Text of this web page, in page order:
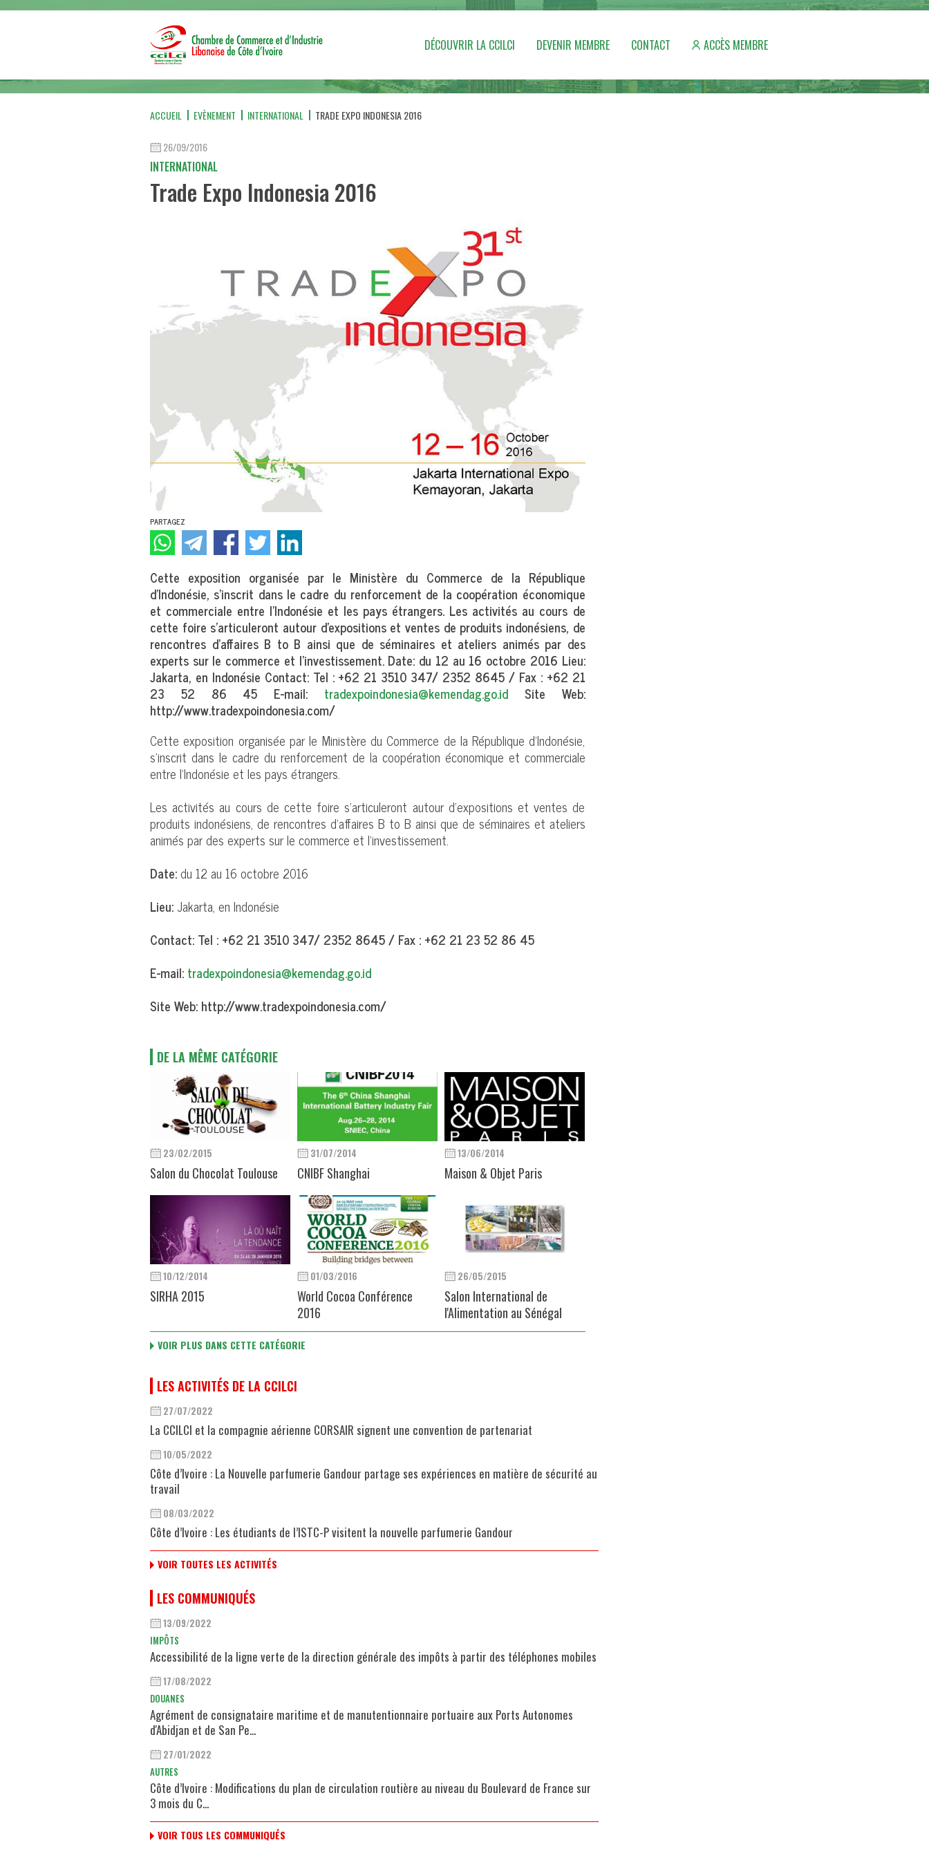
DÉCOUVRIR LA CCILCI DEVENIR MEMBRE CONTACT ACCÈS MEMBRE
ACCUEIL EVÈNEMENT INTERNATIONAL TRADE EXPO INDONESIA 2016
26/09/2016
INTERNATIONAL
Trade Expo Indonesia 2016
PARTAGEZ
Cette exposition organisée par le Ministère du Commerce de la République
d’Indonésie, s’inscrit dans le cadre du renforcement de la coopération économique
et commerciale entre l’Indonésie et les pays étrangers. Les activités au cours de
cette foire s’articuleront autour d’expositions et ventes de produits indonésiens, de
rencontres d’affaires B to B ainsi que de séminaires et ateliers animés par des
experts sur le commerce et l’investissement. Date: du 12 au 16 octobre 2016 Lieu:
Jakarta, en Indonésie Contact: Tel : +62 21 3510 347/ 2352 8645 / Fax : +62 21
23 52 86 45 E-mail: tradexpoindonesia@kemendag.go.idSite Web:
http://www.tradexpoindonesia.com/
Cette exposition organisée par le Ministère du Commerce de la République d’Indonésie,
s’inscrit dans le cadre du renforcement de la coopération économique et commerciale
entre l’Indonésie et les pays étrangers.
Les activités au cours de cette foire s’articuleront autour d’expositions et ventes de
produits indonésiens, de rencontres d’affaires B to B ainsi que de séminaires et ateliers
animés par des experts sur le commerce et l’investissement.
Date:du 12 au 16 octobre 2016
Lieu: Jakarta, en Indonésie
Contact: Tel : +62 21 3510 347/ 2352 8645 / Fax : +62 21 23 52 86 45
E-mail: tradexpoindonesia@kemendag.go.id
Site Web: http://www.tradexpoindonesia.com/
DE LA MÊME CATÉGORIE
23/02/2015
Salon du Chocolat Toulouse
31/07/2014
CNIBF Shanghai
13/06/2014
Maison & Objet Paris
10/12/2014
SIRHA 2015
01/03/2016
World Cocoa Conférence
2016
26/05/2015
Salon International de
l'Alimentation au Sénégal
VOIR PLUS DANS CETTE CATÉGORIE
LES ACTIVITÉS DE LA CCILCI
27/07/2022
La CCILCI et la compagnie aérienne CORSAIR signent une convention de partenariat
10/05/2022
Côte d’Ivoire : La Nouvelle parfumerie Gandour partage ses expériences en matière de sécurité au
travail
08/03/2022
Côte d’Ivoire : Les étudiants de l’ISTC-P visitent la nouvelle parfumerie Gandour
VOIR TOUTES LES ACTIVITÉS
LES COMMUNIQUÉS
13/09/2022
IMPÔTS
Accessibilité de la ligne verte de la direction générale des impôts à partir des téléphones mobiles
17/08/2022
DOUANES
Agrément de consignataire maritime et de manutentionnaire portuaire aux Ports Autonomes
d'Abidjan et de San Pe...
27/01/2022
AUTRES
Côte d’Ivoire : Modifications du plan de circulation routière au niveau du Boulevard de France sur
3 mois du C...
VOIR TOUS LES COMMUNIQUÉS